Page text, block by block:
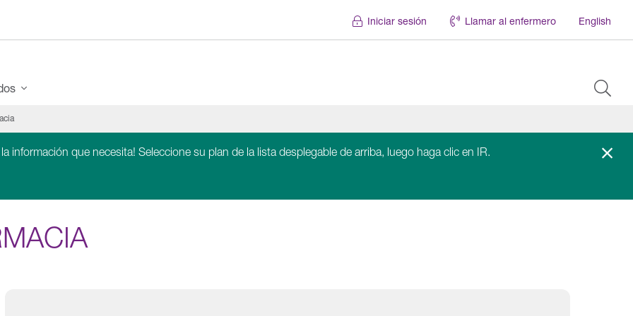
Iniciar sesión Llamar al enfermero English
información que necesita! Seleccione su plan de la lista desplegable de arriba, luego haga clic en IR.